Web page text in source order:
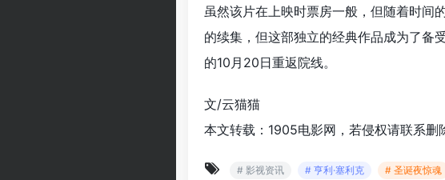
虽然该片在上映时票房一般，但随着时间
的续集，但这部独立的经典作品成为了备
的10月20日重返院线。
文/云猫猫
本文转载：1905电影网，若侵权请联系删
# 影视资讯 # 亨利·塞利克 # 圣诞夜惊魂